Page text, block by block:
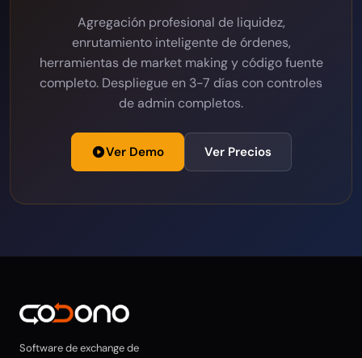
Agregación profesional de liquidez,
enrutamiento inteligente de órdenes,
herramientas de market making y código fuente
completo. Despliegue en 3-7 días con controles
de admin completos.
Ver Demo Ver Precios
Software de exchange de